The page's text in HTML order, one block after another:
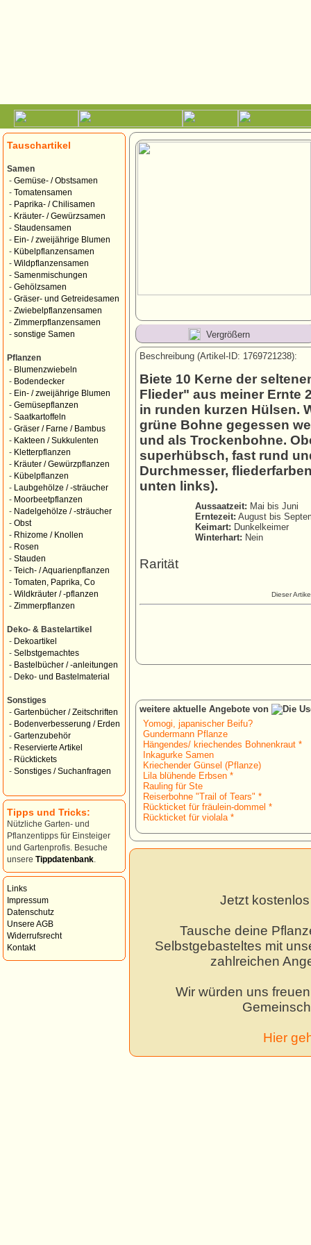
Tauschartikel
Samen
- Gemüse- / Obstsamen
- Tomatensamen
- Paprika- / Chilisamen
- Kräuter- / Gewürzsamen
- Staudensamen
- Ein- / zweijährige Blumen
- Kübelpflanzensamen
- Wildpflanzensamen
- Samenmischungen
- Gehölzsamen
- Gräser- und Getreidesamen
- Zwiebelpflanzensamen
- Zimmerpflanzensamen
- sonstige Samen
Pflanzen
- Blumenzwiebeln
- Bodendecker
- Ein- / zweijährige Blumen
- Gemüsepflanzen
- Saatkartoffeln
- Gräser / Farne / Bambus
- Kakteen / Sukkulenten
- Kletterpflanzen
- Kräuter / Gewürzpflanzen
- Kübelpflanzen
-
Laubgehölze / -sträucher
- Moorbeetpflanzen
- Nadelgehölze / -sträucher
- Obst
- Rhizome / Knollen
- Rosen
- Stauden
- Teich- / Aquarienpflanzen
- Tomaten, Paprika, Co
- Wildkräuter / -pflanzen
- Zimmerpflanzen
Deko- & Bastelartikel
- Dekoartikel
- Selbstgemachtes
- Bastelbücher / -anleitungen
- Deko- und Bastelmaterial
Sonstiges
- Gartenbücher / Zeitschriften
- Bodenverbesserung / Erden
- Gartenzubehör
- Reservierte Artikel
- Rücktickets
- Sonstiges / Suchanfragen
Tipps und Tricks:
Nützliche Garten- und
Pflanzentipps für Einsteiger
und Gartenprofis. Besuche
unsere Tippdatenbank
Links
Impressum
Datenschutz
Unsere AGB
Widerrufsrecht
Kontakt
Vergrößern
Beschreibung (Artikel-ID: 1769721238):
Biete 10 Kerne der
Flieder" aus meiner Ernte
in runden kurzen Hülsen.
grüne Bohne gegessen
und als Trockenbohne.
superhübsch, fast rund
Durchmesser,
unten links).
Aussaatzeit: Mai bis Juni
Erntezeit: August bis
Keimart: Dunkelkeimer
Winterhart: Nein
Rarität
Dieser
weitere aktuelle Angebote von
Yomogi, japanischer Beifu?
Gundermann Pflanze
Hängendes/ kriechendes Bohnenkraut *
Inkagurke Samen
Kriechender Günsel (Pflanze)
Lila blühende Erbsen *
Rauling für Ste
Reiserbohne "Trail of Tears" *
Rückticket für fräulein-dommel *
Rückticket für violala *
Jetzt
Tausche deine
Selbstgebasteltes mit
zahlreichen
Wir würden uns
Hier